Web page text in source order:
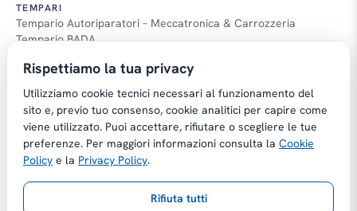
TEMPARI
Tempario Autoriparatori – Meccatronica & Carrozzeria
Tempario BADA
Guida Applicazione Tempi
Copyright © Tempario.it | Powered by
Planus Group Srl - P.I. IT03584100238
Gestito da Giancarmelo Pittalà
Rispettiamo la tua privacy
Utilizziamo cookie tecnici necessari al funzionamento del
sito e, previo tuo consenso, cookie analitici per capire come
viene utilizzato. Puoi accettare, rifiutare o scegliere le tue
preferenze. Per maggiori informazioni consulta la Cookie
Policy e la Privacy Policy.
Rifiuta tutti